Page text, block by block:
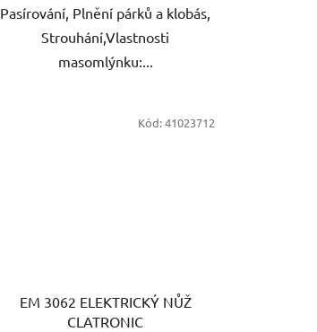
Pasírování, Plnění párků a klobás,
Strouhání,Vlastnosti
masomlýnku:...
EM 3062 ELEKTRICKÝ NŮŽ
CLATRONIC
Kód:41023712